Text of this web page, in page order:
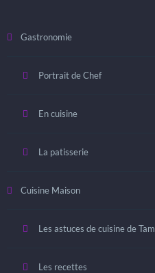
Gastronomie
Portrait de Chef
En cuisine
La patisserie
Cuisine Maison
Les astuces de cuisine de Tam
Les recettes